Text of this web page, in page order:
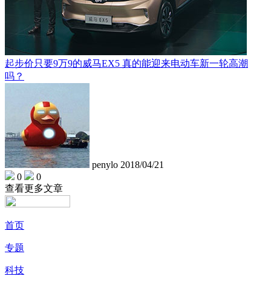
起步价只要9万9的威马EX5 真的能迎来电动车新一轮高潮
吗？
penylo 2018/04/21
0
0
查看更多文章
首页
专题
科技